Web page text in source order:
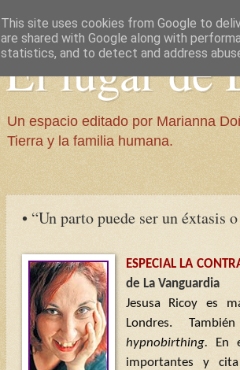
El lugar de
Un espacio editado por Marianna
Tierra y la familia humana.
• “Un parto puede ser un éxtasis
ESPECIAL LA
de La Vanguardia
Jesusa Ricoy es
Londres.
hypnobirthing.
En
importantes y
This site uses cookies from Google to
are shared with Google along with
statistics, and to detect and address